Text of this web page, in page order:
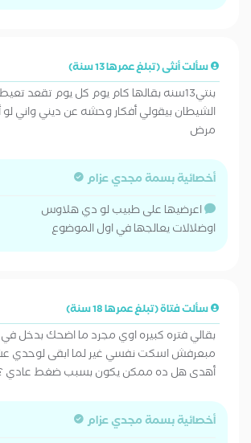
سألت أنثى (تبلغ عمرها 13 سنة)
بنتي13سنه بقالها كام يوم كل يوم تقعد
الشيطان بيقولي أفكار وحشه عن ديني واني
مرض
أخصائية بسمة مجدي عزام
اعرضيها على طبيب لو دي هلاوس
اوضلالات يعالجها في اول الموضوع
سألت فتاة (تبلغ عمرها 18 سنة)
بقالي فتره كبيره اوي مجرد ما اضحك بدخل
مبعرفش اسكت نفسي غير لما ابقى لوحدي
أهدى هل ده ممكن يكون بسبب ضغط عادي
أخصائية بسمة مجدي عزام